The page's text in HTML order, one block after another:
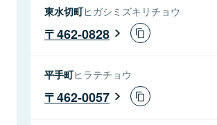
東水切町ヒガシミズキリチョウ
462-0828
平手町ヒラテチョウ
462-0057